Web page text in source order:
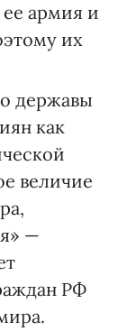
армия и
их
державы
как
величие
—
РФ